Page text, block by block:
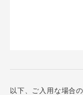
以下、ご入用な場合